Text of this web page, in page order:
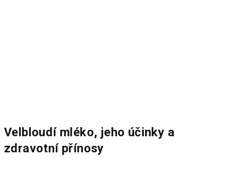
Velbloudí mléko, jeho účinky a
zdravotní přínosy